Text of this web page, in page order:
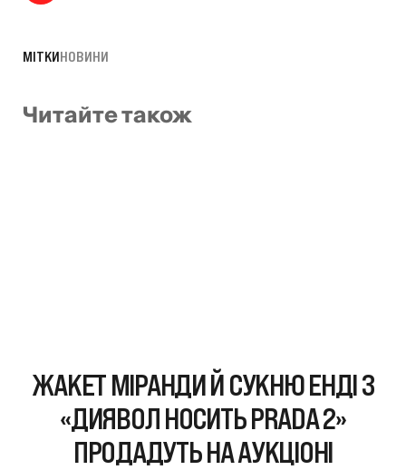
МІТКИНОВИНИ
Читайте також
ЖАКЕТ МІРАНДИ Й СУКНЮ ЕНДІ З
«ДИЯВОЛ НОСИТЬ PRADA 2»
ПРОДАДУТЬ НА АУКЦІОНІ